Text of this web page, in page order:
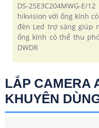
DS-2SE3C204MWG-E/
hikvision với ống kính
đèn Led trợ sáng giúp
ống kính có thể thu
DWDR
LẮP CAMERA
KHUYÊN